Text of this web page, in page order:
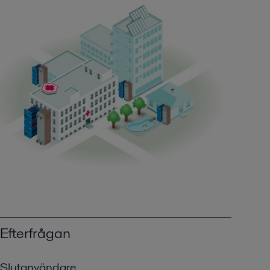
Efterfrågan